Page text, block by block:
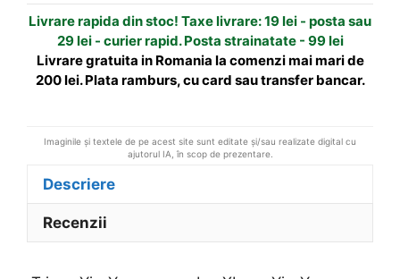
-
XL
iLivrare rapida din stoc! Taxe livrare: 19 lei - posta sau
29 lei - curier rapid. Posta strainatate - 99 lei
Livrare gratuita in Romania la comenzi mai mari de
200 lei. Plata ramburs, cu card sau transfer bancar.
Imaginile și textele de pe acest site sunt editate și/sau realizate digital cu
ajutorul IA, în scop de prezentare.
Descriere
Recenzii